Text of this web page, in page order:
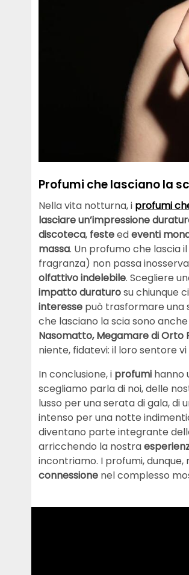
Profumi che lasciano la
Nella vita notturna, i profumi
lasciare un’impressione
discoteca, festeedeventi
massa. Un profumo che lascia il
fragranza) non passa
olfattivo indelebile. Scegliere
impatto duraturosu chiunque
interesse può trasformare una
che lasciano la scia sono anche
Nasomatto, Megamare di Orto
niente, fidatevi: il loro sentore
In conclusione, i profumi hanno
scegliamo parla di noi, delle
lusso per una serata di gala,
intenso per una notte
diventano parte integrante
arricchendo la nostra
incontriamo. I profumi,
connessione nel complesso